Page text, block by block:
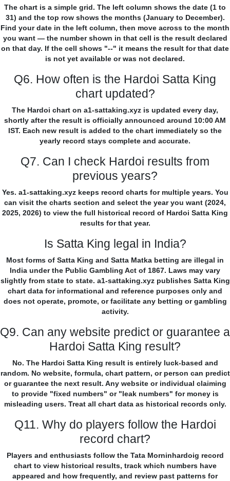
The chart is a simple grid. The left column shows the date (1 to
31) and the top row shows the months (January to December).
Find your date in the left column, then move across to the month
you want — the number shown in that cell is the result declared
on that day. If the cell shows "--" it means the result for that date
is not yet available or was not declared.
Q6. How often is the Hardoi Satta King
chart updated?
The Hardoi chart on a1-sattaking.xyz is updated every day,
shortly after the result is officially announced around 10:00 AM
IST. Each new result is added to the chart immediately so the
yearly record stays complete and accurate.
Q7. Can I check Hardoi results from
previous years?
Yes. a1-sattaking.xyz keeps record charts for multiple years. You
can visit the charts section and select the year you want (2024,
2025, 2026) to view the full historical record of Hardoi Satta King
results for that year.
Is Satta King legal in India?
Most forms of Satta King and Satta Matka betting are illegal in
India under the Public Gambling Act of 1867. Laws may vary
slightly from state to state. a1-sattaking.xyz publishes Satta King
chart data for informational and reference purposes only and
does not operate, promote, or facilitate any betting or gambling
activity.
Q9. Can any website predict or guarantee a
Hardoi Satta King result?
No. The Hardoi Satta King result is entirely luck-based and
random. No website, formula, chart pattern, or person can predict
or guarantee the next result. Any website or individual claiming
to provide "fixed numbers" or "leak numbers" for money is
misleading users. Treat all chart data as historical records only.
Q11. Why do players follow the Hardoi
record chart?
Players and enthusiasts follow the Tata Morninhardoig record
chart to view historical results, track which numbers have
appeared and how frequently, and review past patterns for